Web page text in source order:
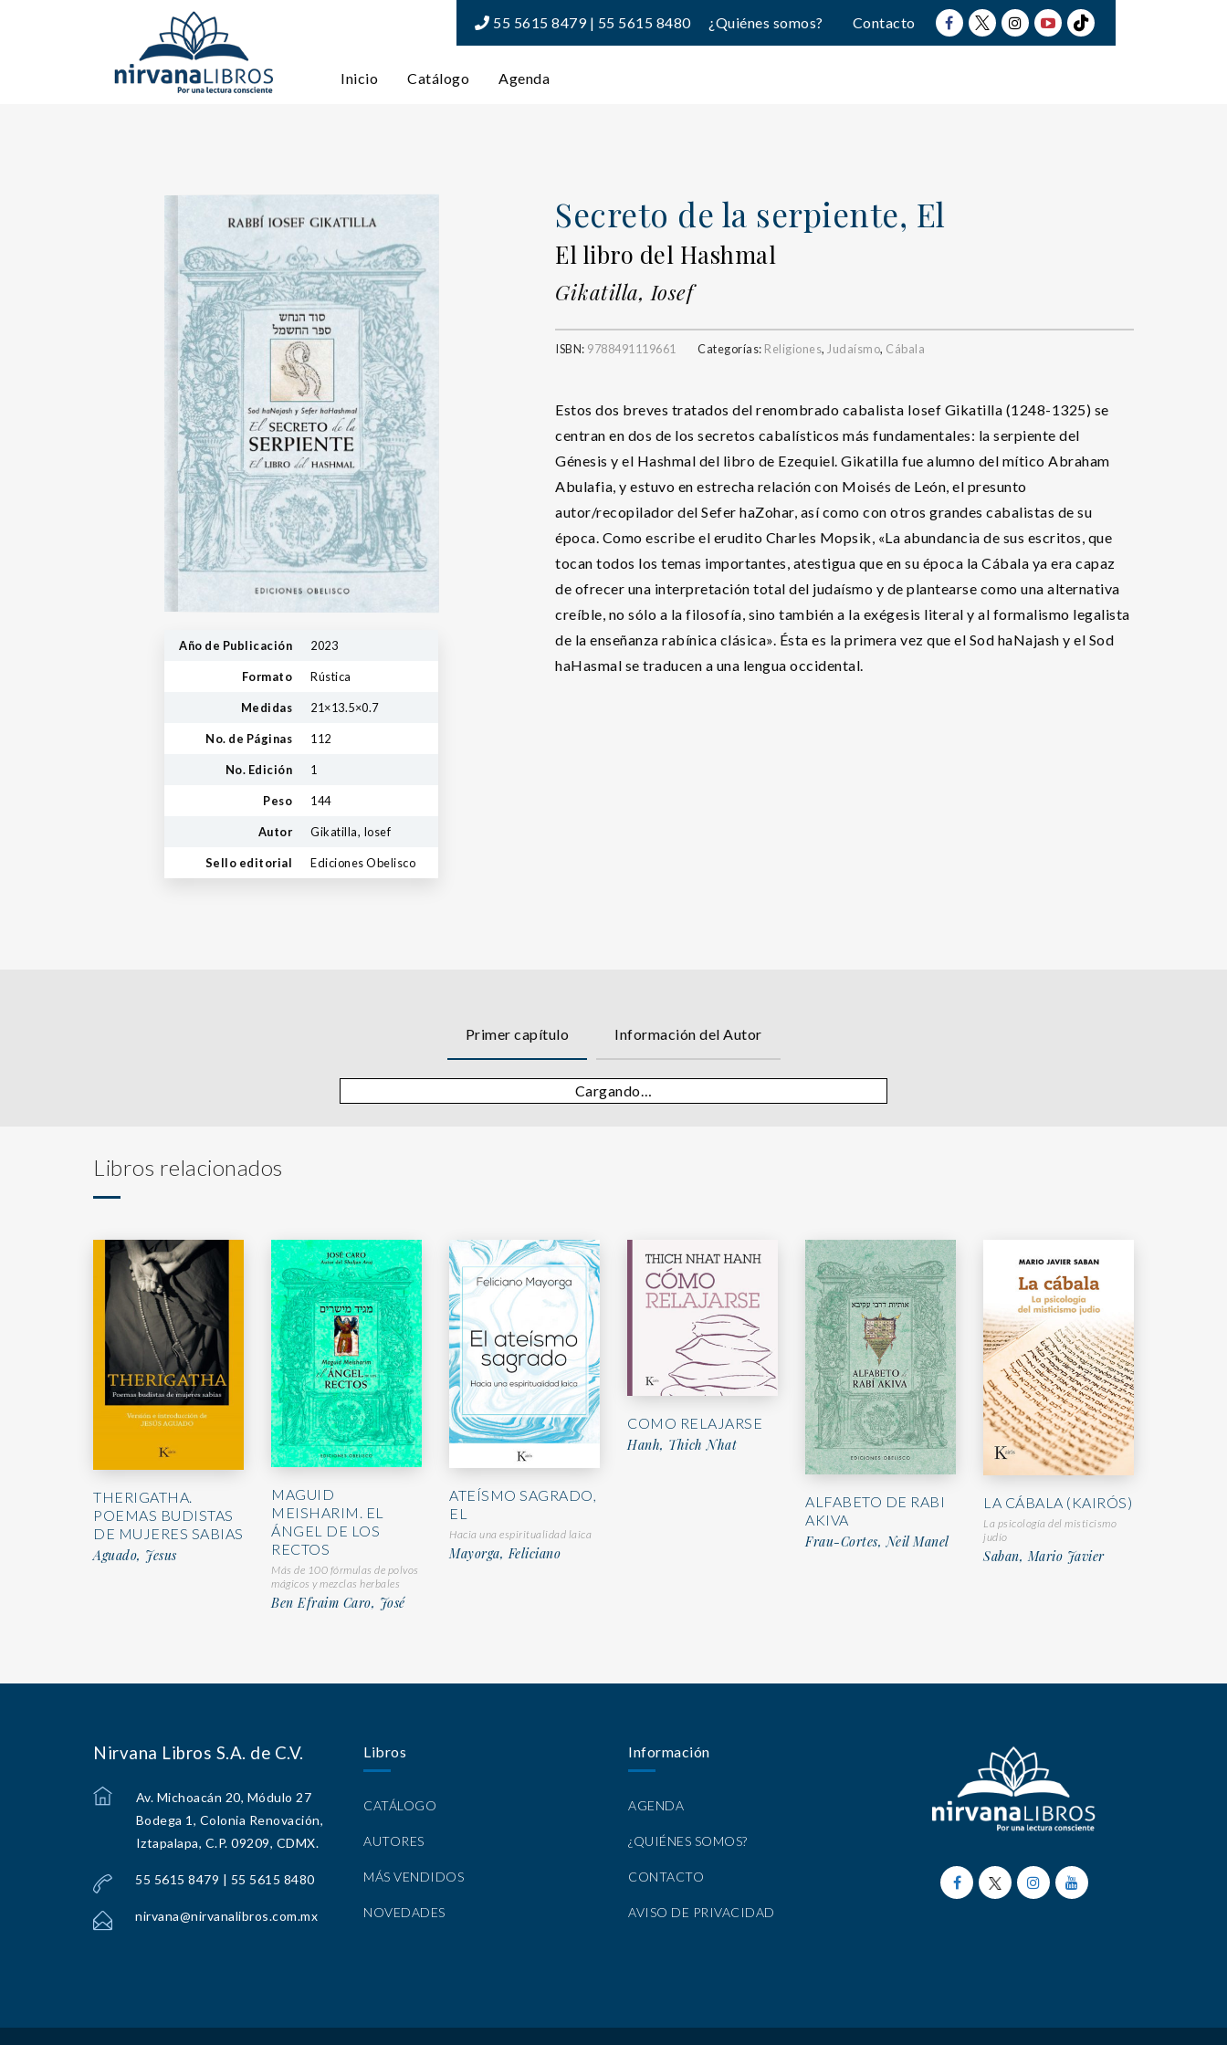
55 5615 8479 | 55 5615 8480 ¿Quiénes somos? Contacto
Inicio Catálogo Agenda
Año de Publicación 2023
Formato Rústica
Medidas 21×13.5×0.7
No. de Páginas 112
No. Edición 1
Peso 144
Autor Gikatilla, Iosef
Sello editorial Ediciones Obelisco
Secreto de la serpiente, El
El libro del Hashmal
Gikatilla, Iosef
ISBN: 9788491119661 Categorías: Religiones, Judaísmo, Cábala
Estos dos breves tratados del renombrado cabalista Iosef Gikatilla (1248-1325) se
centran en dos de los secretos cabalísticos más fundamentales: la serpiente del
Génesis y el Hashmal del libro de Ezequiel. Gikatilla fue alumno del mítico Abraham
Abulafia, y estuvo en estrecha relación con Moisés de León, el presunto
autor/recopilador del Sefer haZohar, así como con otros grandes cabalistas de su
época. Como escribe el erudito Charles Mopsik, «La abundancia de sus escritos, que
tocan todos los temas importantes, atestigua que en su época la Cábala ya era capaz
de ofrecer una interpretación total del judaísmo y de plantearse como una alternativa
creíble, no sólo a la filosofía, sino también a la exégesis literal y al formalismo legalista
de la enseñanza rabínica clásica». Ésta es la primera vez que el Sod haNajash y el Sod
haHasmal se traducen a una lengua occidental.
Primer capítulo Información del Autor
Cargando…
Libros relacionados
THERIGATHA.
POEMAS BUDISTAS
DE MUJERES SABIAS
Aguado, Jesus
MAGUID
MEISHARIM. EL
ÁNGEL DE LOS
RECTOS
Más de 100 fórmulas de polvos
mágicos y mezclas herbales
Ben Efraim Caro, José
ATEÍSMO SAGRADO,
EL
Hacia una espiritualidad laica
Mayorga, Feliciano
COMO RELAJARSE
Hanh, Thich Nhat
ALFABETO DE RABI
AKIVA
Frau-Cortes, Neil Manel
LA CÁBALA (KAIRÓS)
La psicología del misticismo
judío
Saban, Mario Javier
Nirvana Libros S.A. de C.V.
Av. Michoacán 20, Módulo 27
Bodega 1, Colonia Renovación,
Iztapalapa, C.P. 09209, CDMX.
55 5615 8479 | 55 5615 8480
nirvana@nirvanalibros.com.mx
Libros
CATÁLOGO
AUTORES
MÁS VENDIDOS
NOVEDADES
Información
AGENDA
¿QUIÉNES SOMOS?
CONTACTO
AVISO DE PRIVACIDAD